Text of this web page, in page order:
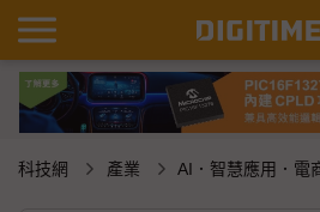
科技網 產業 AI．智慧應用．電